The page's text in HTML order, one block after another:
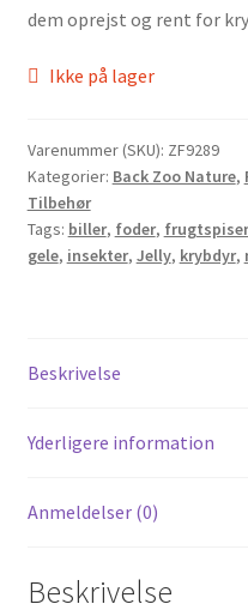
dem oprejst og rent for
Ikke på lager
Varenummer (SKU): ZF9289
Kategorier: Back Zoo Nature,
Tilbehør
Tags: biller, foder,
gele, insekter, Jelly, krybdyr,
Beskrivelse
Yderligere information
Anmeldelser (0)
Beskrivelse